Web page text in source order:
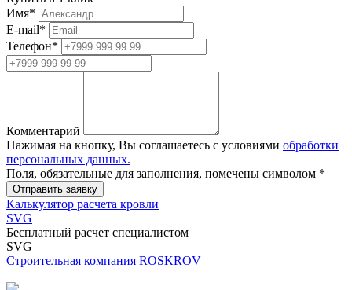
Имя*
E-mail*
Телефон*
Комментарий
Нажимая на кнопку, Вы соглашаетесь с условиями обработки
персональных данных.
Поля, обязательные для заполнения, помечены символом *
Калькулятор расчета кровли
SVG
Бесплатный расчет специалистом
SVG
Строительная компания ROSKROV